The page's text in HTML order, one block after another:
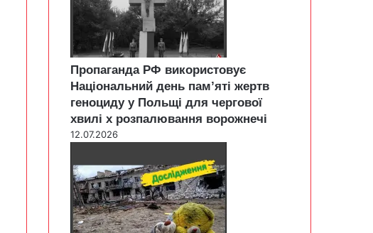
Пропаганда РФ використовує
Національний день пам’яті жертв
геноциду у Польщі для чергової
хвилі х розпалювання ворожнечі
12.07.2026